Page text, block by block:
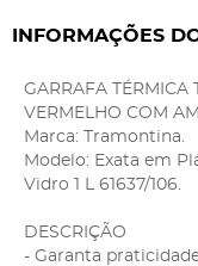
INFORMAÇÕES
GARRAFA TÉRMICA
VERMELHO COM
Marca: Tramontina.
Modelo: Exata em
Vidro 1 L 61637/106.
DESCRIÇÃO
- Garanta